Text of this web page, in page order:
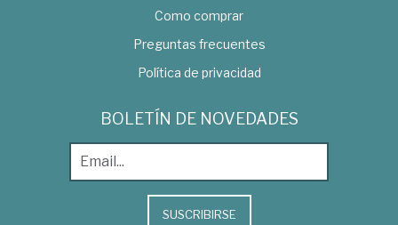
Como comprar
Preguntas frecuentes
Política de privacidad
BOLETÍN DE NOVEDADES
SUSCRIBIRSE